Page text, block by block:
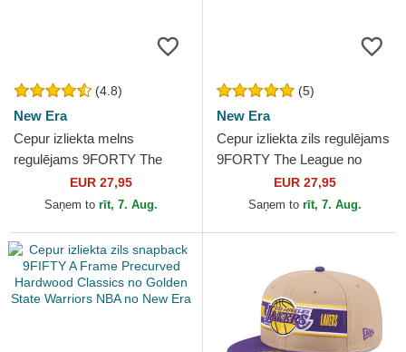
(4.8)
New Era
Cepur izliekta melns
regulējams 9FORTY The
League no Miami Heat NBA
no New Era
EUR 27,95
Saņem to rīt, 7. Aug.
(5)
New Era
Cepur izliekta zils regulējams
9FORTY The League no
Detroit Pistons NBA no New
EUR 27,95
Saņem to rīt, 7. Aug.